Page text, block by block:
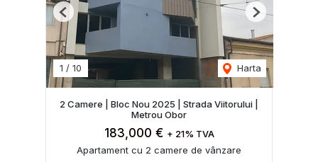
1 / 10 Harta
Previous Next
2 Camere | Bloc Nou 2025 | Strada Viitorului |
Metrou Obor
183,000 € + 21% TVA
Apartament cu 2 camere de vânzare